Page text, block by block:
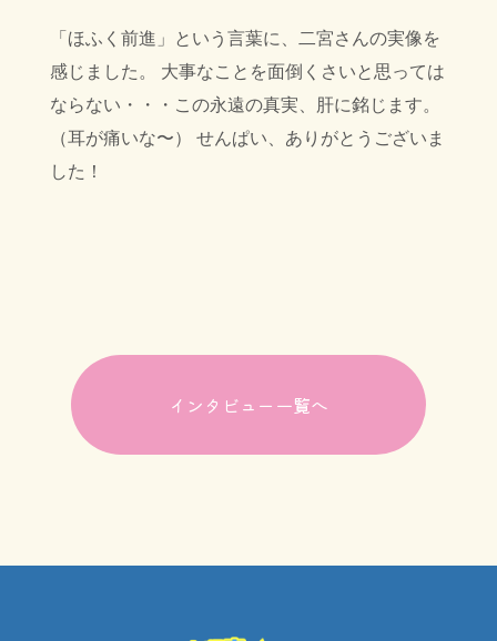
「ほふく前進」という言葉に、二宮さんの実像を
感じました。 大事なことを面倒くさいと思っては
ならない・・・この永遠の真実、肝に銘じます。
（耳が痛いな〜） せんぱい、ありがとうございま
した！
インタビュー一覧へ